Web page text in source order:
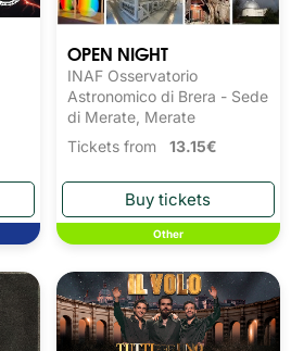
OPEN NIGHT
INAF Osservatorio
Astronomico di Brera - Sede
di Merate, Merate
Tickets from 13.15€
Other